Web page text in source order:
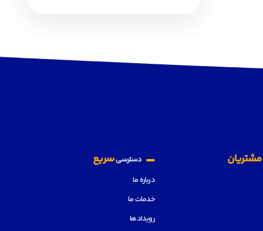
مشتریان دسترسیسریع
درباره ما
خدمات ما
رویدادها